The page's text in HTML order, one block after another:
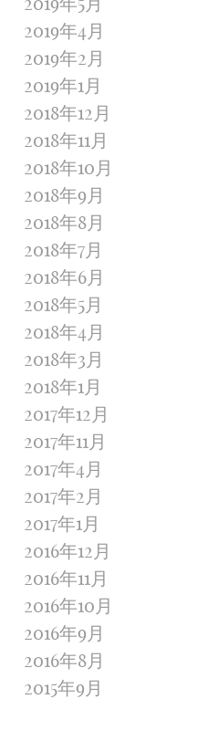
2019年4月
2019年2月
2019年1月
2018年12月
2018年11月
2018年10月
2018年9月
2018年8月
2018年7月
2018年6月
2018年5月
2018年4月
2018年3月
2018年1月
2017年12月
2017年11月
2017年4月
2017年2月
2017年1月
2016年12月
2016年11月
2016年10月
2016年9月
2016年8月
2015年9月